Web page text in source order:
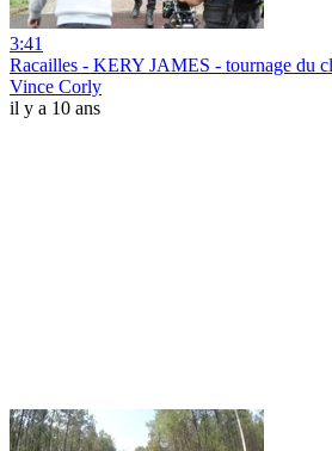
3:41
Racailles - KERY JAMES - tournage du
Vince Corly
il y a 10 ans